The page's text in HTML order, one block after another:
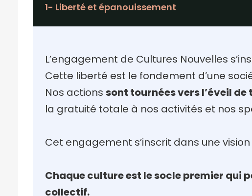
1- Liberté et épanouissement
L’engagement de Cultures Nouvelles
Cette liberté est le fondement d’une
Nos actionssont tournées vers l’éveil
la gratuité totale à nos activités et nos
Cet engagement s’inscrit dans une
Chaque culture est le socle premier qui
collectif.